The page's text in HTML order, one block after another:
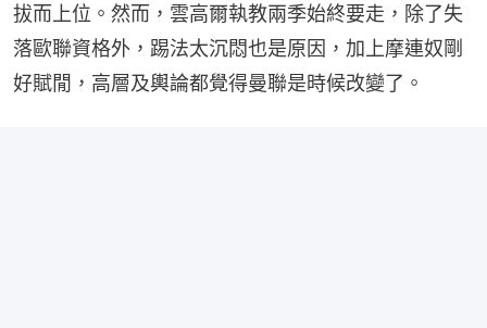
拔而上位。然而，雲高爾執教兩季始終要走，除了失
落歐聯資格外，踢法太沉悶也是原因，加上摩連奴剛
好賦閒，高層及輿論都覺得曼聯是時候改變了。